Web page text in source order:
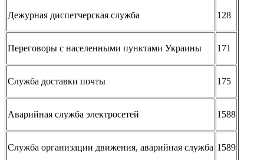
Дежурная диспетчерская служба 128
Переговоры с населенными пунктами Украины 171
Служба доставки почты 175
Аварийная служба электросетей 1588
Служба организации движения, аварийная служба 1589